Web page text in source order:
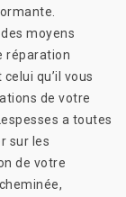
moyens
réparation
qu’il vous
de votre
a toutes
sur les
de votre